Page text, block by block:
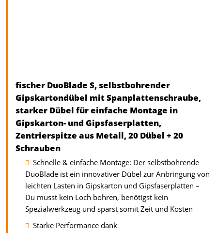
fischer DuoBlade S, selbstbohrender
Gipskartondübel mit Spanplattenschraube,
starker Dübel für einfache Montage in
Gipskarton- und Gipsfaserplatten,
Zentrierspitze aus Metall, 20 Dübel + 20
Schrauben
Schnelle & einfache Montage: Der selbstbohrende
DuoBlade ist ein innovativer Dübel zur Anbringung von
leichten Lasten in Gipskarton und Gipsfaserplatten –
Du musst kein Loch bohren, benötigst kein
Spezialwerkzeug und sparst somit Zeit und Kosten
Starke Performance dank